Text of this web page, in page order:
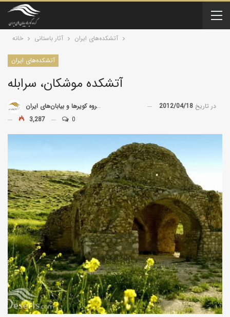
خانه آثار باستانی آتشکده‌های ایران
آتشکده‌های ایران
آتشكده موشكان، سرابله
توسط گروه کویرها و بیابان‌های ایران در تاریخ 2012/04/18
3,287
0